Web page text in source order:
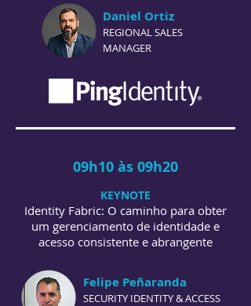
Daniel Ortiz
REGIONAL SALES
MANAGER
09h10 às 09h20
KEYNOTE
Identity Fabric: O caminho para obter
um gerenciamento de identidade e
acesso consistente e abrangente
Felipe Peñaranda
SECURITY IDENTITY & ACCESS